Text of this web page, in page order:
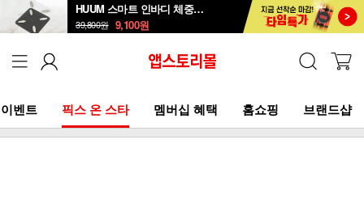
HUUM 스마트 인바디 체중계 SB-108B
39,800원 9,100원
이벤트 픽스 온 스타 멤버십 혜택 홈쇼핑 브랜드샵